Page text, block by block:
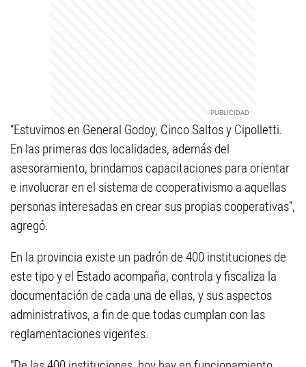
“Estuvimos en General Godoy, Cinco Saltos y Cipolletti.
En las primeras dos localidades, además del
asesoramiento, brindamos capacitaciones para orientar
e involucrar en el sistema de cooperativismo a aquellas
personas interesadas en crear sus propias cooperativas”,
agregó.
En la provincia existe un padrón de 400 instituciones de
este tipo y el Estado acompaña, controla y fiscaliza la
documentación de cada una de ellas, y sus aspectos
administrativos, a fin de que todas cumplan con las
reglamentaciones vigentes.